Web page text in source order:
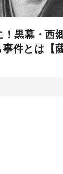
黒幕・西
件とは【